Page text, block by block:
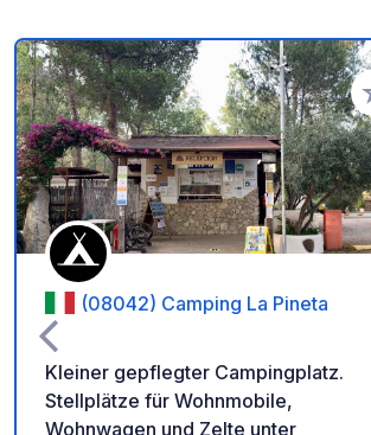
(08042) Camping La Pineta
Kleiner gepflegter Campingplatz.
Stellplätze für Wohnmobile,
Wohnwagen und Zelte unter